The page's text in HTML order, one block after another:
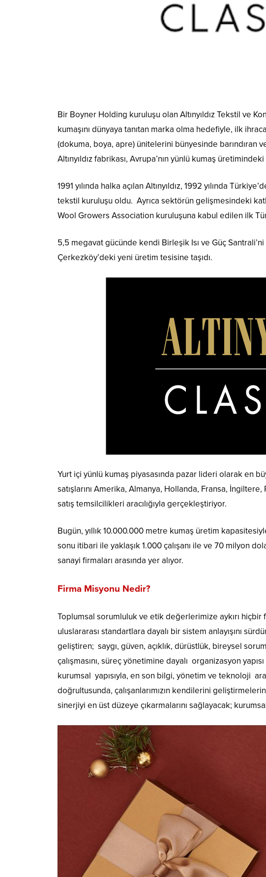
Bir Boyner Holding kuruluşu olan Altınyıldız Tekstil ve
kumaşını dünyaya tanıtan marka olma hedefiyle, ilk
(dokuma, boya, apre) ünitelerini bünyesinde barındıran
Altınyıldız fabrikası, Avrupa’nın yünlü kumaş
1991 yılında halka açılan Altınyıldız, 1992 yılında
tekstil kuruluşu oldu. Ayrıca sektörün gelişmesindeki
Wool Growers Association kuruluşuna kabul edilen ilk
5,5 megavat gücünde kendi Birleşik Isı ve Güç Santrali’ni
Çerkezköy’deki yeni üretim tesisine taşıdı.
Yurt içi yünlü kumaş piyasasında pazar lideri olarak en
satışlarını Amerika, Almanya, Hollanda, Fransa,
satış temsilcilikleri aracılığıyla gerçekleştiriyor.
Bugün, yıllık 10.000.000 metre kumaş üretim
sonu itibari ile yaklaşık 1.000 çalışanı ile ve 70 milyon
sanayi firmaları arasında yer alıyor.
Firma Misyonu Nedir?
Toplumsal sorumluluk ve etik değerlerimize aykırı
uluslararası standartlara dayalı bir sistem anlayışını
geliştiren; saygı, güven, açıklık, dürüstlük, bireysel
çalışmasını, süreç yönetimine dayalı organizasyon
kurumsal yapısıyla, en son bilgi, yönetim ve teknoloji
doğrultusunda, çalışanlarımızın kendilerini
sinerjiyi en üst düzeye çıkarmalarını sağlayacak;